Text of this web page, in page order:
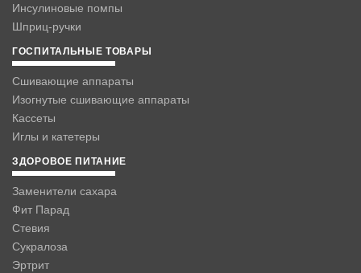
Инсулиновые помпы
Шприц-ручки
ГОСПИТАЛЬНЫЕ ТОВАРЫ
Сшивающие аппараты
Изогнутые сшивающие аппараты
Кассеты
Иглы и катетеры
ЗДОРОВОЕ ПИТАНИЕ
Заменители сахара
Фит Парад
Стевия
Сукралоза
Эртрит